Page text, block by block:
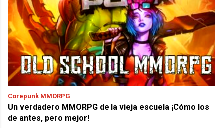
Corepunk MMORPG
Un verdadero MMORPG de la vieja escuela ¡Cómo los
de antes, pero mejor!